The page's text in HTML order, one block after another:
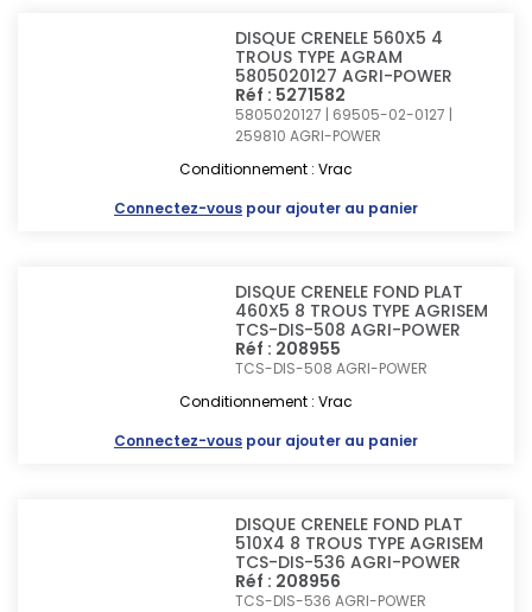
DISQUE CRENELE 560X5 4
TROUS TYPE AGRAM
5805020127 AGRI-POWER
Réf : 5271582
5805020127 | 69505-02-0127 |
259810AGRI-POWER
Conditionnement : Vrac
Connectez-vous pour ajouter au panier
DISQUE CRENELE FOND PLAT
460X5 8 TROUS TYPE AGRISEM
TCS-DIS-508 AGRI-POWER
Réf : 208955
TCS-DIS-508AGRI-POWER
Conditionnement : Vrac
Connectez-vous pour ajouter au panier
DISQUE CRENELE FOND PLAT
510X4 8 TROUS TYPE AGRISEM
TCS-DIS-536 AGRI-POWER
Réf : 208956
TCS-DIS-536AGRI-POWER